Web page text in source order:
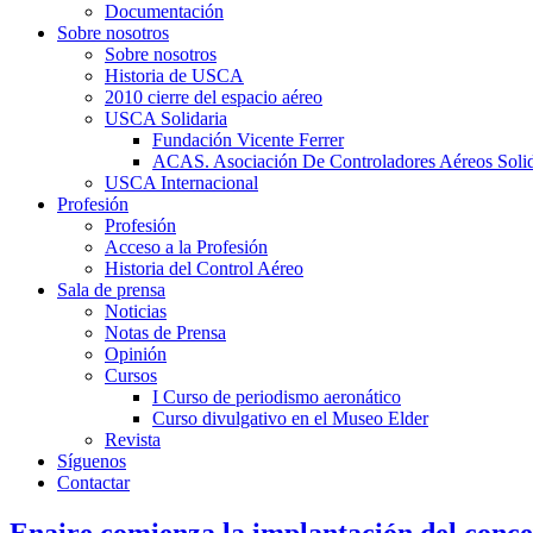
Documentación
Sobre nosotros
Sobre nosotros
Historia de USCA
2010 cierre del espacio aéreo
USCA Solidaria
Fundación Vicente Ferrer
ACAS. Asociación De Controladores Aéreos
USCA Internacional
Profesión
Profesión
Acceso a la Profesión
Historia del Control Aéreo
Sala de prensa
Noticias
Notas de Prensa
Opinión
Cursos
I Curso de periodismo aeronático
Curso divulgativo en el Museo Elder
Revista
Síguenos
Contactar